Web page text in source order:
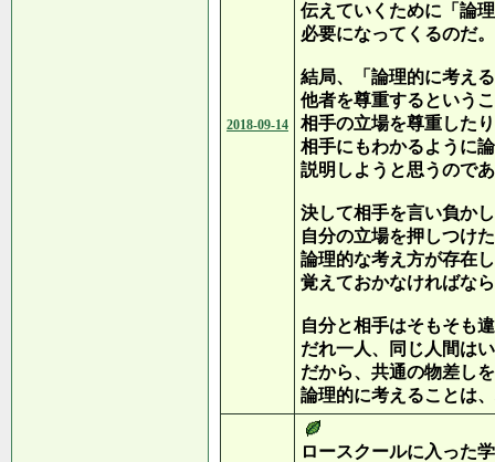
2018-09-14
伝えていくために「論
必要になってくるのだ。
結局、「論理的に考え
他者を尊重するという
相手の立場を尊重した
相手にもわかるように
説明しようと思うので
決して相手を言い負か
自分の立場を押しつけ
論理的な考え方が存在
覚えておかなければな
自分と相手はそもそも
だれ一人、同じ人間は
だから、共通の物差し
論理的に考えることは
ロースクールに入った